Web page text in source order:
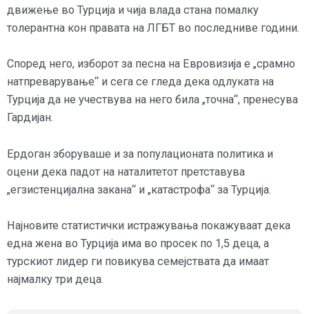
движење во Турција и чија влада стана помалку
толерантна кон правата на ЛГБТ во последниве години.
Според него, изборот за песна на Евровизија е „срамно
натпреварување“ и сега се гледа дека одлуката на
Турција да не учествува на него била „точна“, пренесува
Гардијан.
Ердоган зборуваше и за популационата политика и
оцени дека падот на наталитетот претставува
„егзистенцијална закана“ и „катастрофа“ за Турција.
Најновите статистички истражувања покажуваат дека
една жена во Турција има во просек по 1,5 деца, а
турскиот лидер ги повикува семејствата да имаат
најмалку три деца.